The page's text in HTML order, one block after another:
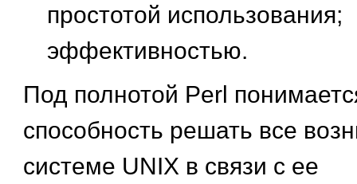
простотой использования;
эффективностью.
Под полнотой Perl
способность решать все
системе UNIX в связи с ее